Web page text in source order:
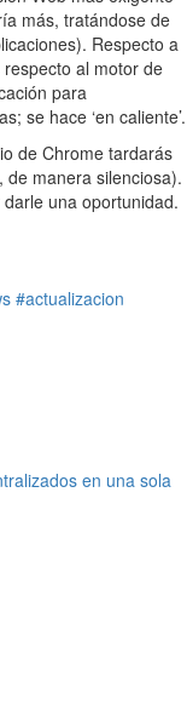
más, tratándose de
Respecto a
al motor de
para
se hace ‘en caliente’.
de Chrome tardarás
de manera silenciosa).
una oportunidad.
#actualizacion
en una sola